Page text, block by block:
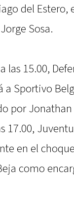
del Estero,
Sosa.
las 15.00,
Sportivo
por
17.00,
en el
como